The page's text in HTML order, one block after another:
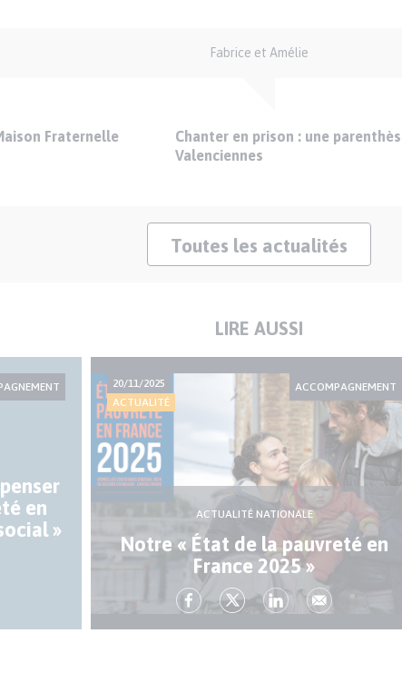
Fabrice et Amélie
Fraternelle
Chanter en prison : une
Valenciennes
Toutes les actualités
LIRE AUSSI
en
»
20/11/2025
ACTUALITÉ
ACCOMPAGNEMENT
ACTUALITÉ NATIONALE
Notre « État de la pauvreté en
France 2025 »